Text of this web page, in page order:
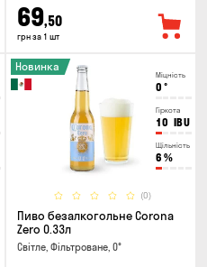
69,50
грн за 1 шт
Міцність
0 °
Гіркота
10 IBU
Щільність
6 %
(0)
Новинка
Пиво безалкогольне Corona
Zero 0.33л
Світле, Фільтроване, 0°